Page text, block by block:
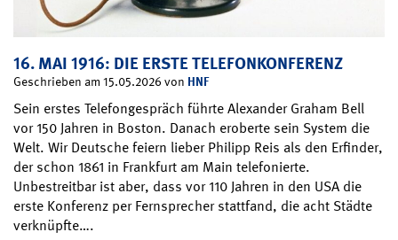
16. MAI 1916: DIE ERSTE TELEFONKONFERENZ
Geschrieben am 15.05.2026 von HNF
Sein erstes Telefongespräch führte Alexander Graham Bell
vor 150 Jahren in Boston. Danach eroberte sein System die
Welt. Wir Deutsche feiern lieber Philipp Reis als den Erfinder,
der schon 1861 in Frankfurt am Main telefonierte.
Unbestreitbar ist aber, dass vor 110 Jahren in den USA die
erste Konferenz per Fernsprecher stattfand, die acht Städte
verknüpfte….